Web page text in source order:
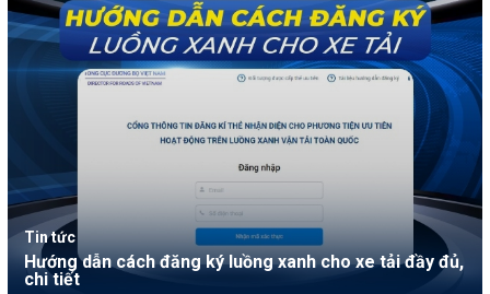
Tin tức
Hướng dẫn cách đăng ký luồng xanh cho xe tải đầy đủ,
chi tiết